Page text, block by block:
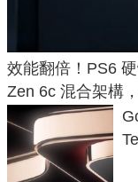
效能翻倍！PS6
Zen 6c 混合架構